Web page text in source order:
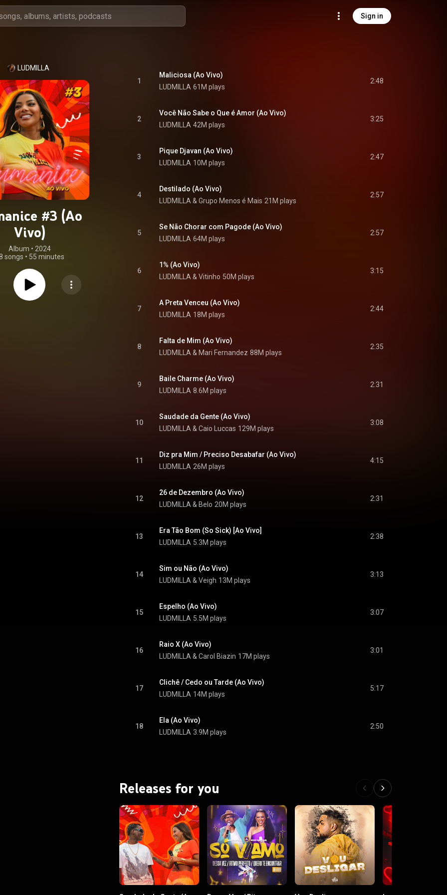
Sign in
LUDMILLA
#3 (Ao
Vivo)
Album • 2024
songs • 55 minutes
1
Maliciosa (Ao Vivo)
LUDMILLA 61M plays
2:48
2
Você Não Sabe o Que é Amor (Ao Vivo)
LUDMILLA 42M plays
3:25
3
Pique Djavan (Ao Vivo)
LUDMILLA 10M plays
2:47
4
Destilado (Ao Vivo)
LUDMILLA & Grupo Menos é Mais 21M plays
2:57
5
Se Não Chorar com Pagode (Ao Vivo)
LUDMILLA 64M plays
2:57
6
1% (Ao Vivo)
LUDMILLA & Vitinho 50M plays
3:15
7
A Preta Venceu (Ao Vivo)
LUDMILLA 18M plays
2:44
8
Falta de Mim (Ao Vivo)
LUDMILLA & Mari Fernandez 88M plays
2:35
9
Baile Charme (Ao Vivo)
LUDMILLA 8.6M plays
2:31
10
Saudade da Gente (Ao Vivo)
LUDMILLA & Caio Luccas 129M plays
3:08
11
Diz pra Mim / Preciso Desabafar (Ao Vivo)
LUDMILLA 26M plays
4:15
12
26 de Dezembro (Ao Vivo)
LUDMILLA & Belo 20M plays
2:31
13
Era Tão Bom (So Sick) [Ao Vivo]
LUDMILLA 5.3M plays
2:38
14
Sim ou Não (Ao Vivo)
LUDMILLA & Veigh 13M plays
3:13
15
Espelho (Ao Vivo)
LUDMILLA 5.5M plays
3:07
16
Raio X (Ao Vivo)
LUDMILLA & Carol Biazin 17M plays
3:01
17
Clichê / Cedo ou Tarde (Ao Vivo)
LUDMILLA 14M plays
5:17
18
Ela (Ao Vivo)
LUDMILLA 3.9M plays
2:50
Releases for you